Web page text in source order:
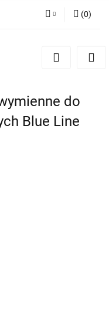
Zarejestruj się
(0)
do
Blue Line